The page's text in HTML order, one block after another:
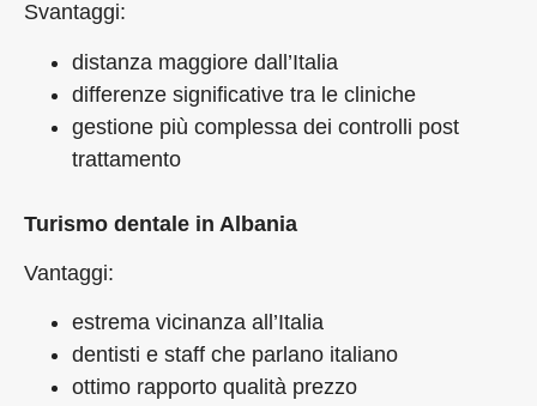
Svantaggi:
distanza maggiore dall’Italia
differenze significative tra le cliniche
gestione più complessa dei controlli post
trattamento
Turismo dentale in Albania
Vantaggi:
estrema vicinanza all’Italia
dentisti e staff che parlano italiano
ottimo rapporto qualità prezzo